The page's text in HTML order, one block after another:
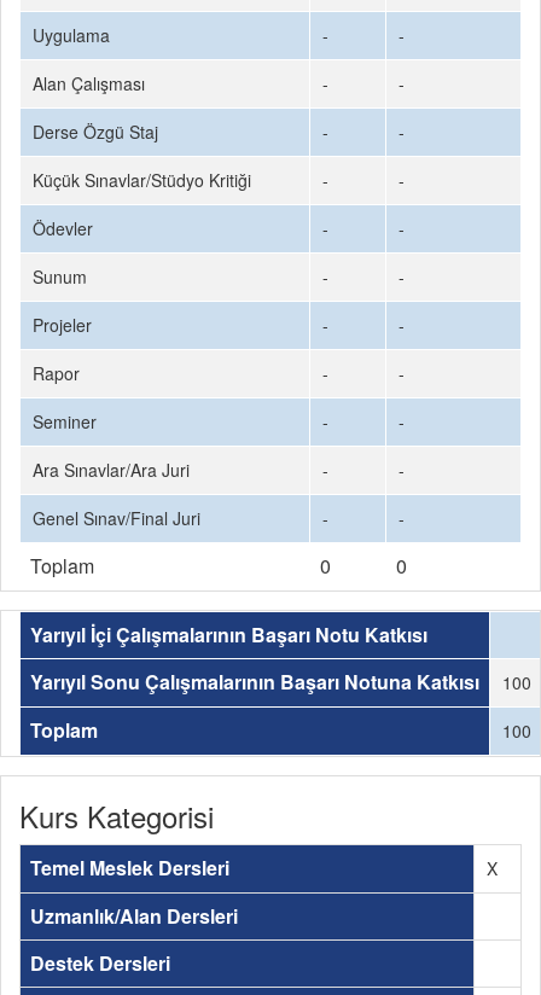
Uygulama
-
-
Alan Çalışması
-
-
Derse Özgü Staj
-
-
Küçük Sınavlar/Stüdyo Kritiği
-
-
Ödevler
-
-
Sunum
-
-
Projeler
-
-
Rapor
-
-
Seminer
-
-
Ara Sınavlar/Ara Juri
-
-
Genel Sınav/Final Juri
- -
Toplam 0 0
Yarıyıl İçi Çalışmalarının Başarı Notu Katkısı
Yarıyıl Sonu Çalışmalarının Başarı Notuna Katkısı
100
Toplam 100
Kurs Kategorisi
Temel Meslek Dersleri X
Uzmanlık/Alan Dersleri
Destek Dersleri